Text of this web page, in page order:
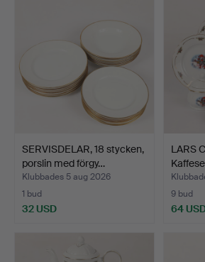
SERVISDELAR, 18 stycken,
porslin med förgy…
Klubbades 5 aug 2026
1 bud
32 USD
LARS
9 bud
64